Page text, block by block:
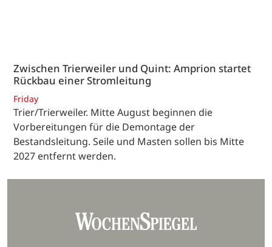
Zwischen Trierweiler und Quint: Amprion startet
Rückbau einer Stromleitung
Friday
Trier/Trierweiler. Mitte August beginnen die
Vorbereitungen für die Demontage der
Bestandsleitung. Seile und Masten sollen bis Mitte
2027 entfernt werden.